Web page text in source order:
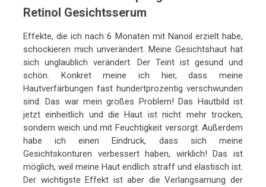
Retinol Gesichtsserum
Effekte, die ich nach 6 Monaten mit Nanoil erzielt habe,
schockieren mich unverändert. Meine Gesichtshaut hat
sich unglaublich verändert. Der Teint ist gesund und
schön. Konkret meine ich hier, dass meine
Hautverfärbungen fast hundertprozentig verschwunden
sind. Das war mein großes Problem! Das Hautbild ist
jetzt einheitlich und die Haut ist nicht mehr trocken,
sondern weich und mit Feuchtigkeit versorgt. Außerdem
habe ich einen Eindruck, dass sich meine
Gesichtskonturen verbessert haben, wirklich! Das ist
möglich, weil meine Haut endlich straff und elastisch ist.
Der wichtigste Effekt ist aber die Verlangsamung der